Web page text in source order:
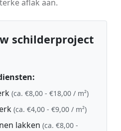
aflak aan.
schilderproject
(ca. €8,00 - €18,00 / m²)
(ca. €4,00 - €9,00 / m²)
lakken (ca. €8,00 -